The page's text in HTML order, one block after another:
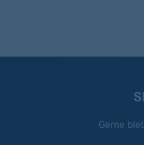
Gerne